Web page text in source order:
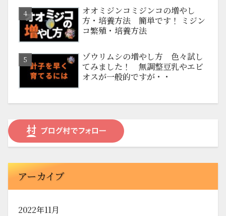
オオミジンコミジンコの増やし
方・培養方法 簡単です！ ミジン
コ繁殖・培養方法
ゾウリムシの増やし方 色々試し
てみました！ 無調整豆乳やエビ
オスが一般的ですが・・
アーカイブ
2022年11月